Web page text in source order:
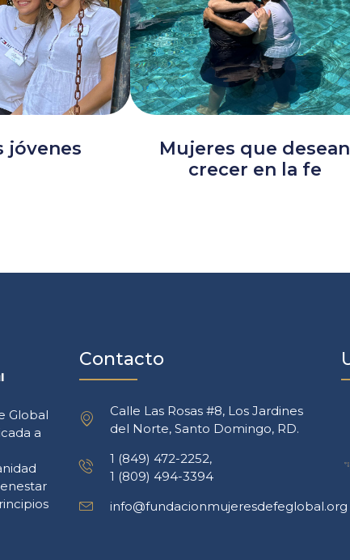
jóvenes
Mujeres que desean
crecer en la fe
Global
a
Contacto
Calle Las Rosas #8, Los Jardines
del Norte, Santo Domingo, RD.
1 (849) 472-2252,
1 (809) 494-3394
info@fundacionmujeresdefeglobal.org